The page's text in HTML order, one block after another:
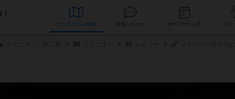
データベース